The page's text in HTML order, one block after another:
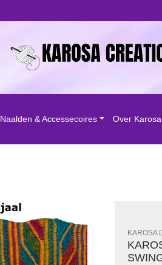
Naalden & Accessecoires Over Karosa
KAROSA